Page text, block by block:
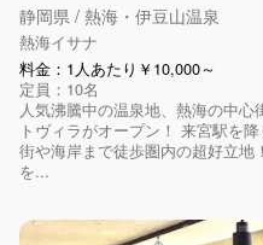
静岡県 / 熱海・伊豆山温泉
熱海イサナ
料金：1人あたり￥10,000～
定員：10名
人気沸騰中の温泉地、熱海の中
トヴィラがオープン！ 来宮駅を
街や海岸まで徒歩圏内の超好立
を...